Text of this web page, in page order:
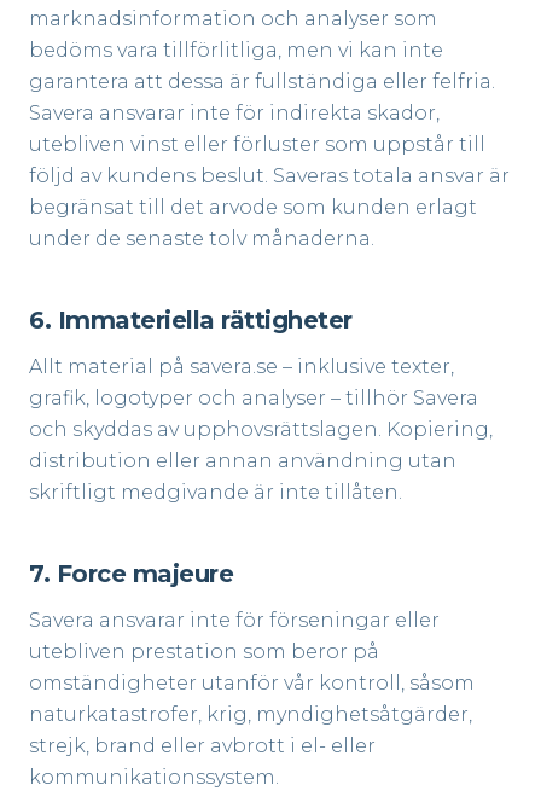
marknadsinformation och analyser som
bedöms vara tillförlitliga, men vi kan inte
garantera att dessa är fullständiga eller felfria.
Savera ansvarar inte för indirekta skador,
utebliven vinst eller förluster som uppstår till
följd av kundens beslut. Saveras totala ansvar är
begränsat till det arvode som kunden erlagt
under de senaste tolv månaderna.
6. Immateriella rättigheter
Allt material på savera.se – inklusive texter,
grafik, logotyper och analyser – tillhör Savera
och skyddas av upphovsrättslagen. Kopiering,
distribution eller annan användning utan
skriftligt medgivande är inte tillåten.
7. Force majeure
Savera ansvarar inte för förseningar eller
utebliven prestation som beror på
omständigheter utanför vår kontroll, såsom
naturkatastrofer, krig, myndighetsåtgärder,
strejk, brand eller avbrott i el- eller
kommunikationssystem.